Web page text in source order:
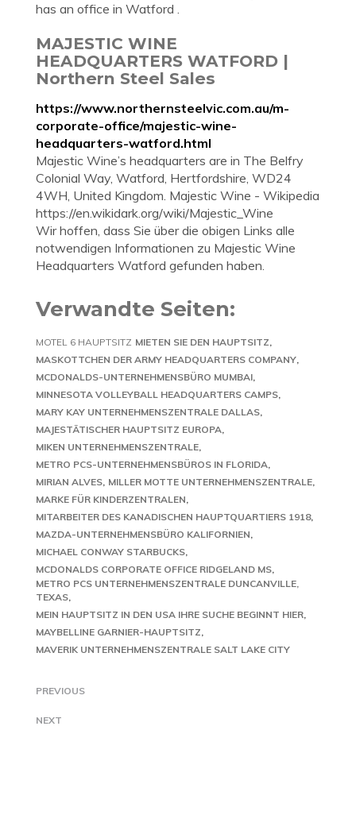
has an office in Watford .
MAJESTIC WINE
HEADQUARTERS WATFORD |
Northern Steel Sales
https://www.northernsteelvic.com.au/m-
corporate-office/majestic-wine-
headquarters-watford.html
Majestic Wine’s headquarters are in The Belfry
Colonial Way, Watford, Hertfordshire, WD24
4WH, United Kingdom. Majestic Wine - Wikipedia
https://en.wikidark.org/wiki/Majestic_Wine
Wir hoffen, dass Sie über die obigen Links alle
notwendigen Informationen zu Majestic Wine
Headquarters Watford gefunden haben.
Verwandte Seiten:
MOTEL 6 HAUPTSITZ MIETEN SIE DEN HAUPTSITZ
MASKOTTCHEN DER ARMY HEADQUARTERS COMPANY
MCDONALDS-UNTERNEHMENSBÜRO MUMBAI
MINNESOTA VOLLEYBALL HEADQUARTERS CAMPS
MARY KAY UNTERNEHMENSZENTRALE DALLAS
MAJESTÄTISCHER HAUPTSITZ EUROPA
MIKEN UNTERNEHMENSZENTRALE
METRO PCS-UNTERNEHMENSBÜROS IN FLORIDA
MIRIAN ALVES MILLER MOTTE UNTERNEHMENSZENTRALE
MARKE FÜR KINDERZENTRALEN
MITARBEITER DES KANADISCHEN HAUPTQUARTIERS 1918
MAZDA-UNTERNEHMENSBÜRO KALIFORNIEN
MICHAEL CONWAY STARBUCKS
MCDONALDS CORPORATE OFFICE RIDGELAND MS
METRO PCS UNTERNEHMENSZENTRALE DUNCANVILLE,
TEXAS
MEIN HAUPTSITZ IN DEN USA IHRE SUCHE BEGINNT HIER
MAYBELLINE GARNIER-HAUPTSITZ
MAVERIK UNTERNEHMENSZENTRALE SALT LAKE CITY
PREVIOUS
NEXT